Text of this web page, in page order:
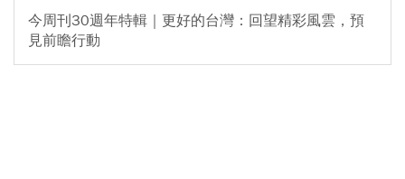
今周刊30週年特輯｜更好的台灣：回望精彩風雲，預
見前瞻行動